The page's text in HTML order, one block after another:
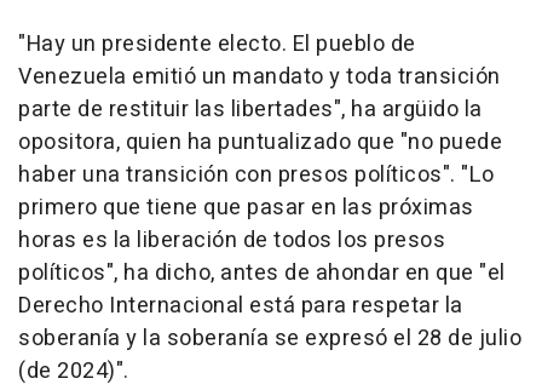
"Hay un presidente electo. El pueblo de
Venezuela emitió un mandato y toda transición
parte de restituir las libertades", ha argüido la
opositora, quien ha puntualizado que "no puede
haber una transición con presos políticos". "Lo
primero que tiene que pasar en las próximas
horas es la liberación de todos los presos
políticos", ha dicho, antes de ahondar en que "el
Derecho Internacional está para respetar la
soberanía y la soberanía se expresó el 28 de julio
(de 2024)".